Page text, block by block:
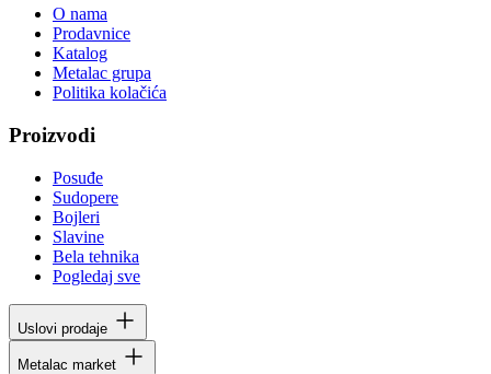
O nama
Prodavnice
Katalog
Metalac grupa
Politika kolačića
Proizvodi
Posuđe
Sudopere
Bojleri
Slavine
Bela tehnika
Pogledaj sve
Uslovi prodaje
Metalac market